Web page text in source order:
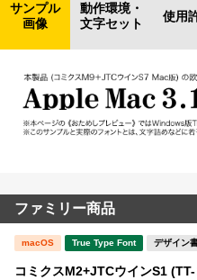
サンプル
画像
動作環境・
文字セット
使用
ファミリー商品
macOS True Type Font デザイン
コミクスM2+JTCウインS1